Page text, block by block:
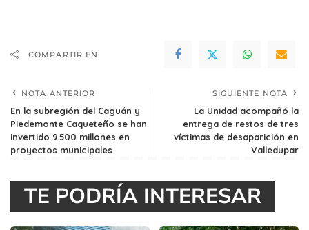
COMPARTIR EN
NOTA ANTERIOR
En la subregión del Caguán y
Piedemonte Caqueteño se han
invertido 9.500 millones en
proyectos municipales
SIGUIENTE NOTA
La Unidad acompañó la
entrega de restos de tres
víctimas de desaparición en
Valledupar
TE PODRÍA INTERESAR